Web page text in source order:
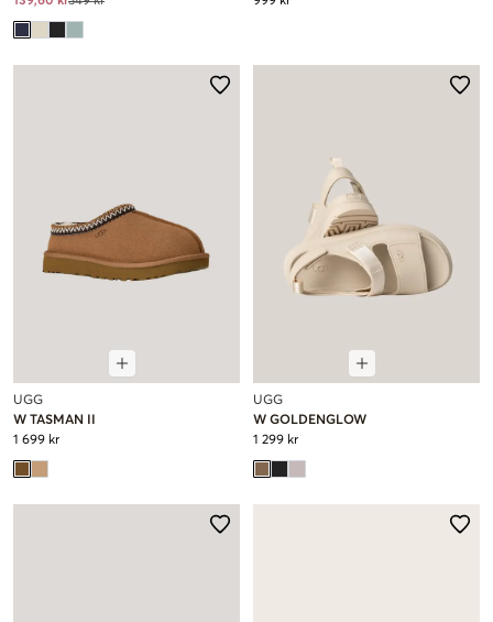
UGG
W TASMAN II
1 699 kr
UGG
W GOLDENGLOW
1 299 kr